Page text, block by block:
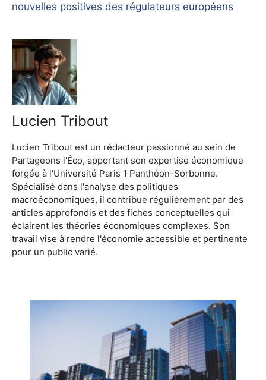
nouvelles positives des régulateurs européens
Lucien Tribout
Lucien Tribout est un rédacteur passionné au sein de
Partageons l'Éco, apportant son expertise économique
forgée à l'Université Paris 1 Panthéon-Sorbonne.
Spécialisé dans l'analyse des politiques
macroéconomiques, il contribue régulièrement par des
articles approfondis et des fiches conceptuelles qui
éclairent les théories économiques complexes. Son
travail vise à rendre l'économie accessible et pertinente
pour un public varié.